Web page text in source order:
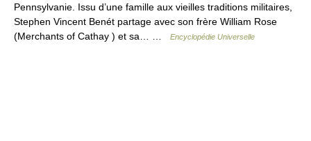
Pennsylvanie. Issu d’une famille aux vieilles traditions militaires,
Stephen Vincent Benét partage avec son frère William Rose
(Merchants of Cathay ) et sa… …
Encyclopédie Universelle